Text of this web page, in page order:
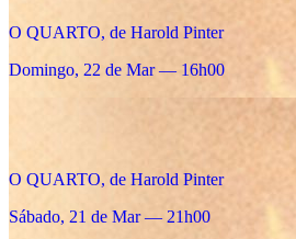
O QUARTO, de Harold Pinter
Domingo, 22 de Mar — 16h00
O QUARTO, de Harold Pinter
Sábado, 21 de Mar — 21h00